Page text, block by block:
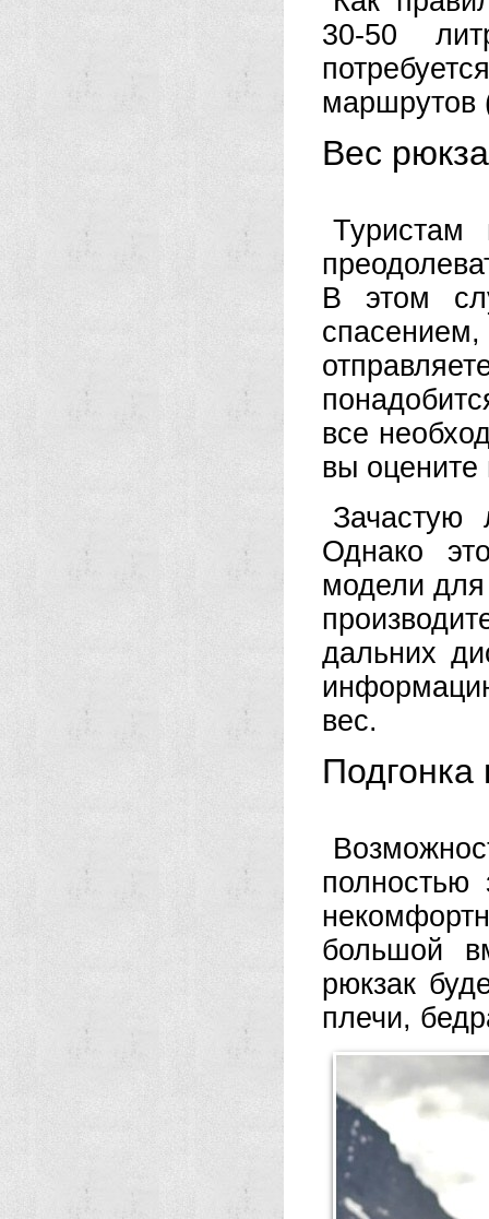
30-50
маршрутов
Вес
Туристам
В этом
все
вы оцените
Зачастую
Однако
модели
дальних
вес.
Подгонка
полностью
большой
рюкзак
плечи,